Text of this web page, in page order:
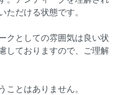
だける状態です。
クとしての雰囲気は良い状
しておりますので、ご理解
とはありません。